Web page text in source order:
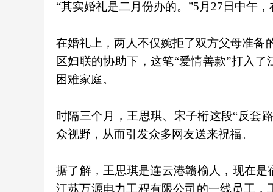
“其实婚礼是二月份办的。”5月27日中午
在婚礼上，两人不仅婉拒了双方父母准备
区妇联的协助下，这笔“爱情善款”打入
困难家庭。
时隔三个月，王思琪、宋子桁这段“反套
众视野，从而引发众多网友送来祝福。
据了解，王思琪是连云港赣榆人，现在
江苏万源电力工程有限公司的一线员工，